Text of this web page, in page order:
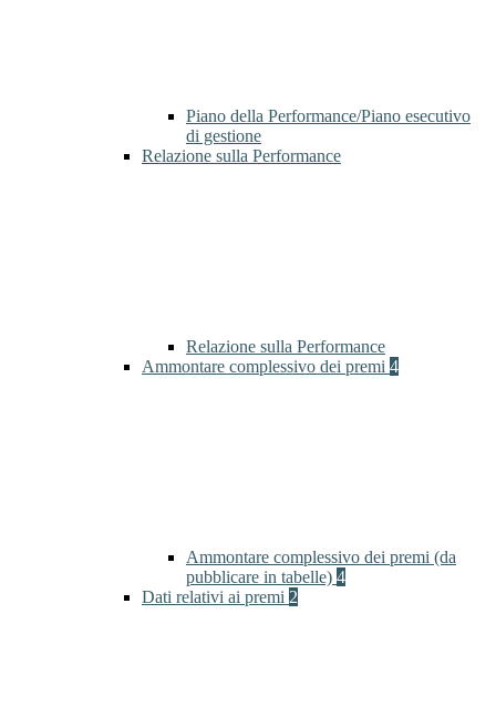
Piano della Performance/Piano esecutivo
di gestione
Relazione sulla Performance
Relazione sulla Performance
Ammontare complessivo dei premi 4
Ammontare complessivo dei premi (da
pubblicare in tabelle) 4
Dati relativi ai premi 2